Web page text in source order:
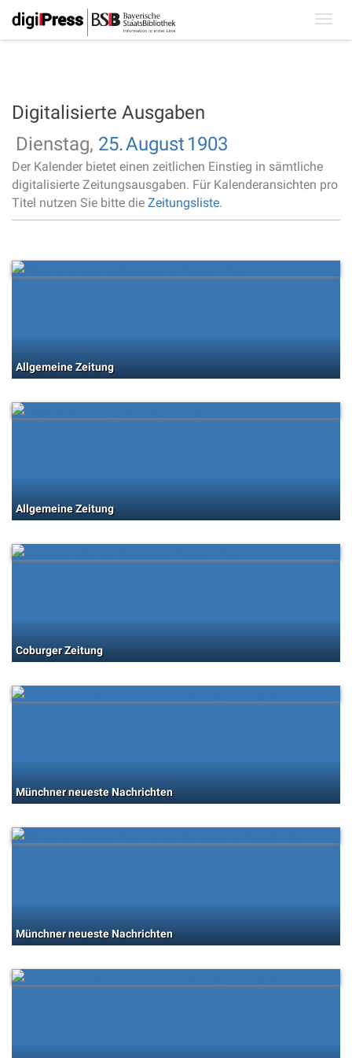
Digitalisierte Ausgaben
Dienstag, 25.August 1903
Der Kalender bietet einen zeitlichen Einstieg in sämtliche
digitalisierte Zeitungsausgaben. Für Kalenderansichten pro
Titel nutzen Sie bitte die Zeitungsliste.
Allgemeine Zeitung
Allgemeine Zeitung
Coburger Zeitung
Münchner neueste Nachrichten
Münchner neueste Nachrichten